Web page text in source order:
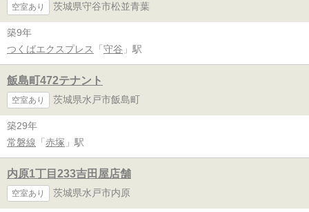
空室あり 茨城県守谷市松並青葉
築9年
つくばエクスプレス
「 守谷 」駅
飯島町472テナント
空室あり 茨城県水戸市飯島町
築29年
常磐線 「 赤塚 」駅
内原1丁目233吉田屋店舗
空室あり 茨城県水戸市内原